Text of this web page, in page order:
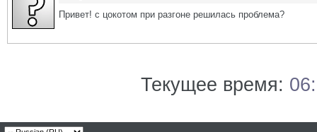
Привет! с цокотом при разгоне решилась проблема?
Текущее время: